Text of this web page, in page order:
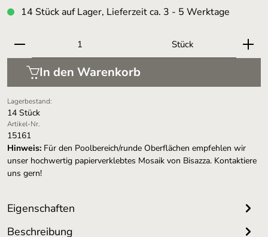
14 Stück auf Lager, Lieferzeit ca. 3 - 5 Werktage
Produkt Anzahl: Gib den gewünschten Wert ein
Stück
In den Warenkorb
Lagerbestand:
14 Stück
Artikel-Nr.
15161
Hinweis:Für den Poolbereich/runde Oberflächen empfehlen wir
unser hochwertig papierverklebtes Mosaik von Bisazza. Kontaktiere
uns gern!
Eigenschaften
Beschreibung